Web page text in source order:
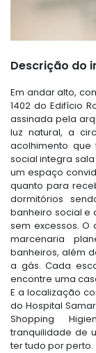
Descrição do
Em andar alto,
1402 do Edifício
assinada pela
luz natural, a
acolhimento
social integra
um espaço
quanto para
dormitórios
banheiro social e
sem excessos.
marcenaria
banheiros, além
a gás. Cada
encontre uma
E a localização
do Hospital
Shopping
tranquilidade de
ter tudo por perto.